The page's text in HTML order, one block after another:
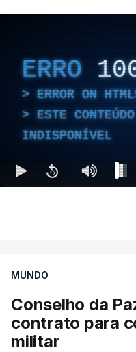
ERRO
ERROR ON
ESTE
INDISPONÍVEL
MUNDO
Conselho da
contrato para
militar